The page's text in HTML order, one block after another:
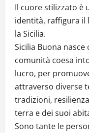
Il cuore stilizzato è
identità, raffigura il
la Sicilia.
Sicilia Buona
comunità coesa
lucro, per
attraverso diverse
tradizioni,
terra e dei suoi
Sono tante le